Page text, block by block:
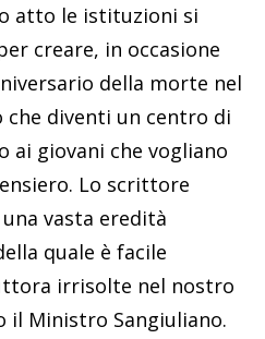
atto le istituzioni si
creare, in occasione
della morte nel
che diventi un centro di
ai giovani che vogliano
Lo scrittore
vasta eredità
quale è facile
irrisolte nel nostro
il Ministro Sangiuliano.